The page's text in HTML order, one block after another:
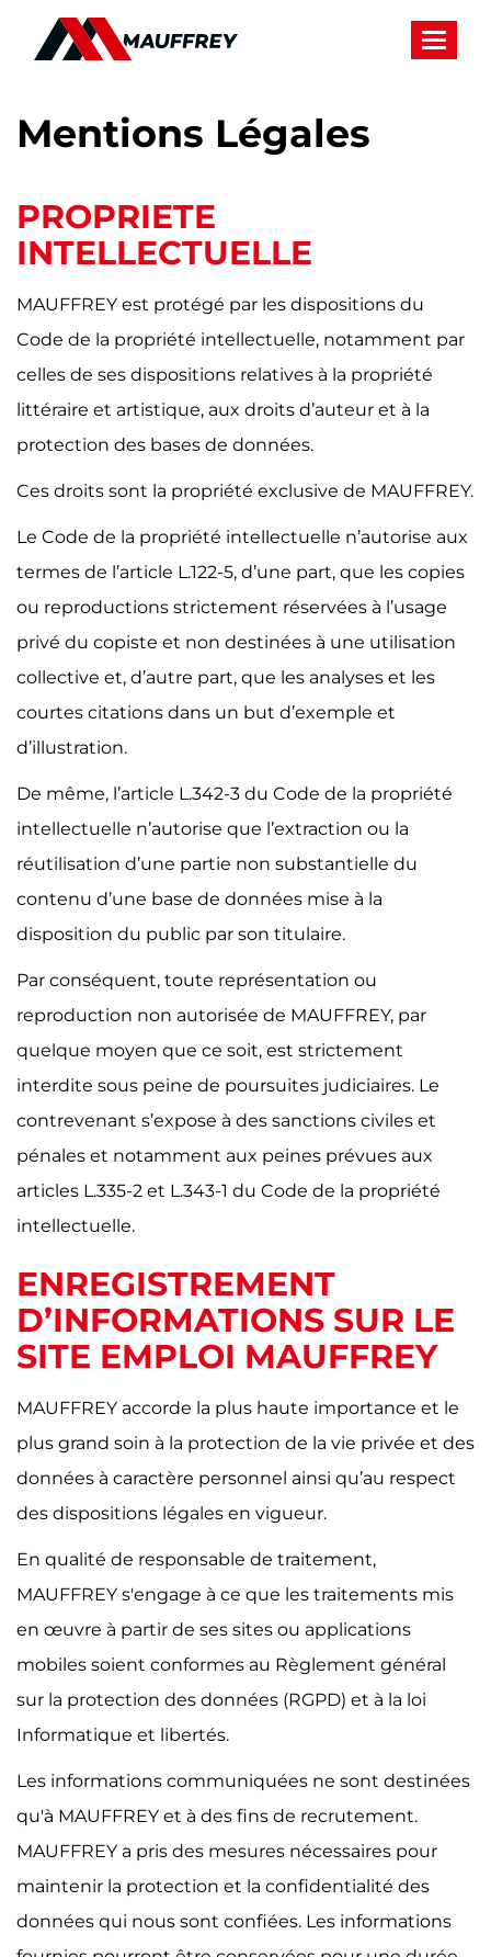
Mentions Légales
PROPRIETE
INTELLECTUELLE
MAUFFREY est protégé par les dispositions du
Code de la propriété intellectuelle, notamment par
celles de ses dispositions relatives à la propriété
littéraire et artistique, aux droits d’auteur et à la
protection des bases de données.
Ces droits sont la propriété exclusive de MAUFFREY.
Le Code de la propriété intellectuelle n’autorise aux
termes de l’article L.122-5, d’une part, que les copies
ou reproductions strictement réservées à l’usage
privé du copiste et non destinées à une utilisation
collective et, d’autre part, que les analyses et les
courtes citations dans un but d’exemple et
d’illustration.
De même, l’article L.342-3 du Code de la propriété
intellectuelle n’autorise que l’extraction ou la
réutilisation d’une partie non substantielle du
contenu d’une base de données mise à la
disposition du public par son titulaire.
Par conséquent, toute représentation ou
reproduction non autorisée de MAUFFREY, par
quelque moyen que ce soit, est strictement
interdite sous peine de poursuites judiciaires. Le
contrevenant s’expose à des sanctions civiles et
pénales et notamment aux peines prévues aux
articles L.335-2 et L.343-1 du Code de la propriété
intellectuelle.
ENREGISTREMENT
D’INFORMATIONS SUR LE
SITE EMPLOI MAUFFREY
MAUFFREY accorde la plus haute importance et le
plus grand soin à la protection de la vie privée et des
données à caractère personnel ainsi qu’au respect
des dispositions légales en vigueur.
En qualité de responsable de traitement,
MAUFFREY s'engage à ce que les traitements mis
en œuvre à partir de ses sites ou applications
mobiles soient conformes au Règlement général
sur la protection des données (RGPD) et à la loi
Informatique et libertés.
Les informations communiquées ne sont destinées
qu'à MAUFFREY et à des fins de recrutement.
MAUFFREY a pris des mesures nécessaires pour
maintenir la protection et la confidentialité des
données qui nous sont confiées. Les informations